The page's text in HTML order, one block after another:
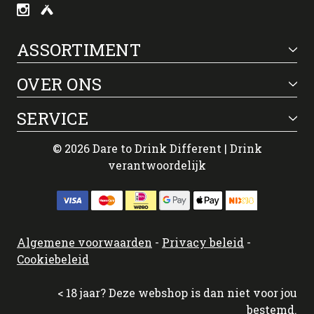
ASSORTIMENT
OVER ONS
SERVICE
© 2026 Dare to Drink Different | Drink
verantwoordelijk
Algemene voorwaarden - Privacy beleid -
Cookiebeleid
< 18 jaar? Deze webshop is dan niet voor jou
bestemd.